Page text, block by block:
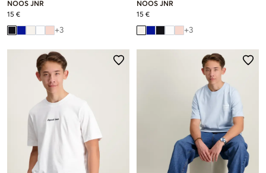
NOOS JNR
15 €
+3
NOOS JNR
15 €
+3